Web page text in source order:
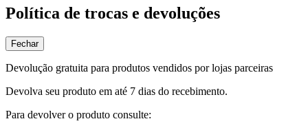
Política de trocas e devoluções
Fechar
Devolução gratuita para produtos vendidos por lojas parceiras
Devolva seu produto em até 7 dias do recebimento.
Para devolver o produto consulte: